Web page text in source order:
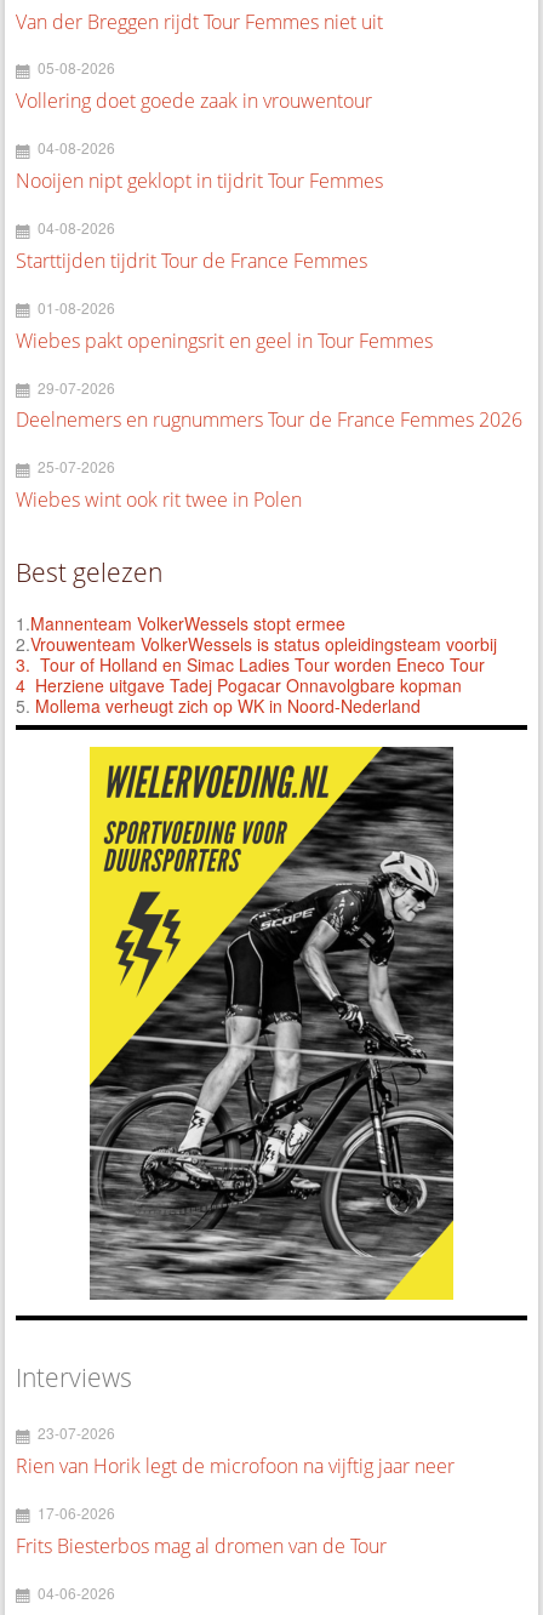
Van der Breggen rijdt Tour Femmes niet uit
05-08-2026
Vollering doet goede zaak in vrouwentour
04-08-2026
Nooijen nipt geklopt in tijdrit Tour Femmes
04-08-2026
Starttijden tijdrit Tour de France Femmes
01-08-2026
Wiebes pakt openingsrit en geel in Tour Femmes
29-07-2026
Deelnemers en rugnummers Tour de France Femmes 2026
25-07-2026
Wiebes wint ook rit twee in Polen
Best gelezen
1.Mannenteam VolkerWessels stopt ermee
2.Vrouwenteam VolkerWessels is status opleidingsteam voorbij
3. Tour of Holland en Simac Ladies Tour worden Eneco Tour
4 Herziene uitgave Tadej Pogacar Onnavolgbare kopman
5. Mollema verheugt zich op WK in Noord-Nederland
Interviews
23-07-2026
Rien van Horik legt de microfoon na vijftig jaar neer
17-06-2026
Frits Biesterbos mag al dromen van de Tour
04-06-2026